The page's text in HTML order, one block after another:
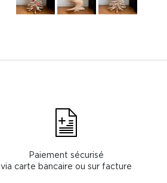
Paiement sécurisé
via carte bancaire ou sur facture